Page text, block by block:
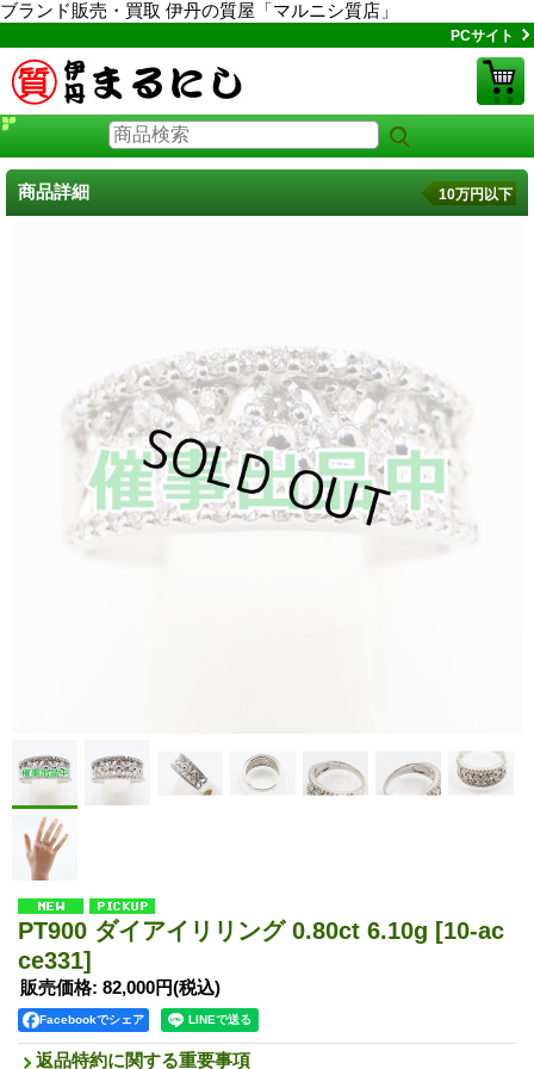
ブランド販売・買取 伊丹の質屋「マルニシ質店」
PCサイト
商品詳細 10万円以下
PT900 ダイアイリリング 0.80ct 6.10g [10-ac
ce331]
販売価格: 82,000円(税込)
Facebookでシェア
返品特約に関する重要事項